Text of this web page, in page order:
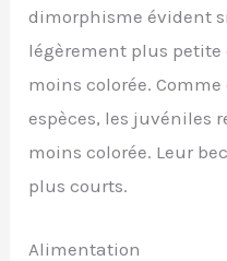
dimorphisme évident
légèrement plus
moins colorée.
espèces, les juvéniles
moins colorée. Leur
plus courts.
Alimentation